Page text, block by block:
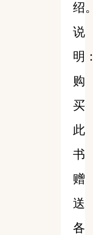
绍。
说
明：
购
买
此
书
赠
送
各